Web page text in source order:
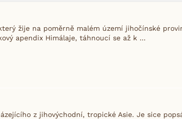
žije na poměrně malém území jihočínské
apendix Himálaje, táhnoucí se až k ...
z jihovýchodní, tropické Asie. Je sice